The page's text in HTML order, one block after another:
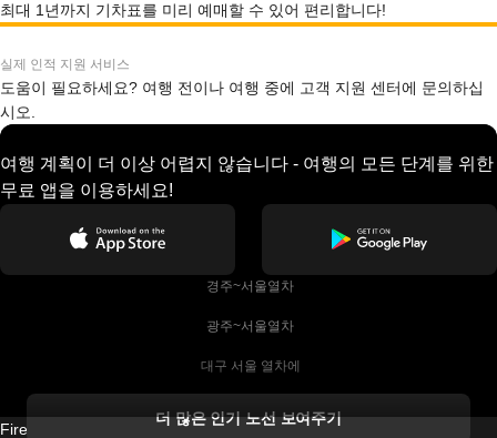
최대 1년까지 기차표를 미리 예매할 수 있어 편리합니다!
실제 인적 지원 서비스
도움이 필요하세요? 여행 전이나 여행 중에 고객 지원 센터에 문의하십
시오.
여행 계획이 더 이상 어렵지 않습니다 - 여행의 모든 단계를 위한
무료 앱을 이용하세요!
경주~서울열차
광주~서울열차
대구 서울 열차에
더 많은 인기 노선 보여주기
Firebird GT Limited (OC 1451)